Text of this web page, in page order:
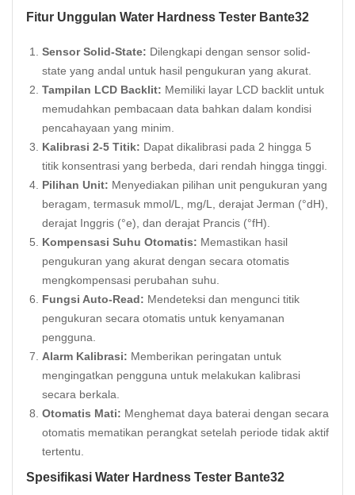
Fitur Unggulan Water Hardness Tester Bante32
Sensor Solid-State: Dilengkapi dengan sensor solid-
state yang andal untuk hasil pengukuran yang akurat.
Tampilan LCD Backlit: Memiliki layar LCD backlit untuk
memudahkan pembacaan data bahkan dalam kondisi
pencahayaan yang minim.
Kalibrasi 2-5 Titik: Dapat dikalibrasi pada 2 hingga 5
titik konsentrasi yang berbeda, dari rendah hingga tinggi.
Pilihan Unit: Menyediakan pilihan unit pengukuran yang
beragam, termasuk mmol/L, mg/L, derajat Jerman (°dH),
derajat Inggris (°e), dan derajat Prancis (°fH).
Kompensasi Suhu Otomatis: Memastikan hasil
pengukuran yang akurat dengan secara otomatis
mengkompensasi perubahan suhu.
Fungsi Auto-Read: Mendeteksi dan mengunci titik
pengukuran secara otomatis untuk kenyamanan
pengguna.
Alarm Kalibrasi: Memberikan peringatan untuk
mengingatkan pengguna untuk melakukan kalibrasi
secara berkala.
Otomatis Mati: Menghemat daya baterai dengan secara
otomatis mematikan perangkat setelah periode tidak aktif
tertentu.
Spesifikasi Water Hardness Tester Bante32